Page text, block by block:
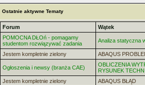
Ostatnie aktywne Tematy
Forum
Wątek
POMOCNA DŁOń - pomagamy
studentom rozwiązywać zadania
Analiza statyczna
Jestem kompletnie zielony ABAQUS
Ogłoszenia i newsy (branża CAE)
OBLICZENIA
RYSUNEK
Jestem kompletnie zielony
ABAQUS BŁĄD